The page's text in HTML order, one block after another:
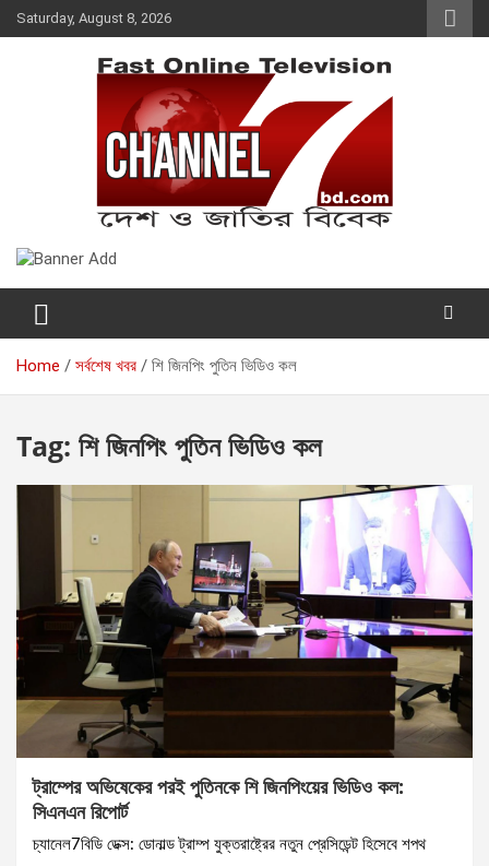
Skip
to
Saturday, August 8, 2026
Fast Online Television –
CHANNEL7BD.COM
Home সর্বশেষ খবর শি জিনপিং পুতিন ভিডিও কল
Tag: শি জিনপিং পুতিন ভিডিও কল
ট্রাম্পের অভিষেকের পরই পুতিনকে শি জিনপিংয়ের ভিডিও কল:
সিএনএন রিপোর্ট
চ্যানেল7বিডি ডেক্স: ডোনাল্ড ট্রাম্প যুক্তরাষ্ট্রের নতুন প্রেসিডেন্ট হিসেবে শপথ